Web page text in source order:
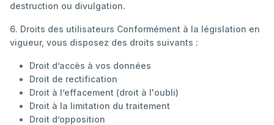
destruction ou divulgation.
6. Droits des utilisateurs Conformément à la législation en
vigueur, vous disposez des droits suivants :
Droit d’accès à vos données
Droit de rectification
Droit à l’effacement (droit à l'oubli)
Droit à la limitation du traitement
Droit d’opposition